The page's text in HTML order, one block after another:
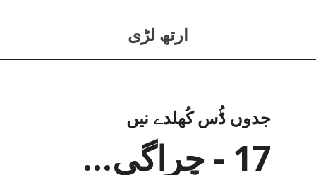
ارتھ لڑی
جدوں ڈُس کُھلدے نیں
17 - چراگی…